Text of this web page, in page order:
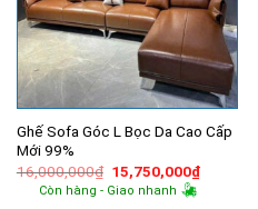
Ghế Sofa Góc L Bọc Da Cao Cấp
Mới 99%
16,000,000₫ Giá
gốc
là:
15,750,000₫Giá
hiện
Còn hàng - Giao nhanh